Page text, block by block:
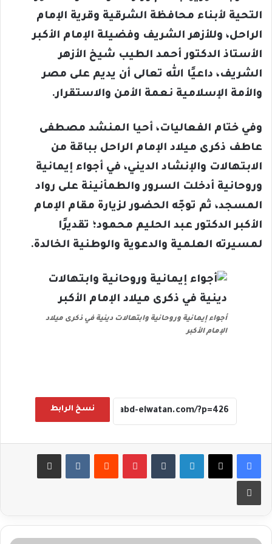
التحية لأبناء محافظة الشرقية وقرية الإمام
الراحل، وللأزهر الشريف وفضيلة الإمام الأكبر
الأستاذ الدكتور أحمد الطيب شيخ الأزهر
الشريف، داعيًا الله تعالى أن يديم على مصر
والأمة الإسلامية نعمة الأمن والاستقرار.
وفي ختام الفعاليات، أحيا المنشد مصطفى
عاطف ذكرى ميلاد الإمام الراحل بباقة من
الابتهالات والإنشاد الديني، في أجواء إيمانية
وروحانية أدخلت السرور والطمأنينة على رواد
المسجد، ثم توجّه الحضور لزيارة مقام الإمام
الأكبر الدكتور عبد الحليم محمود؛ تقديرًا
لمسيرته العلمية والدعوية والوطنية الخالدة.
أجواء إيمانية وروحانية وابتهالات دينية في ذكرى ميلاد
الإمام الأكبر
نسخ الرابط
لينكدإن بينتيريست مشاركة عبر البريد
طباعة